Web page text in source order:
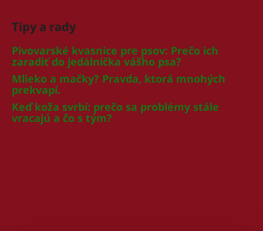
Tipy a rady
Pivovarské kvasnice pre psov: Prečo ich
zaradiť do jedálnička vášho psa?
Mlieko a mačky? Pravda, ktorá mnohých
prekvapí.
Keď koža svrbí: prečo sa problémy stále
vracajú a čo s tým?